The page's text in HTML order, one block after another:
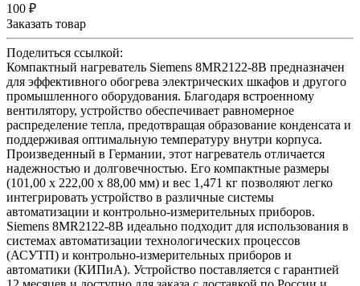
100 ₽
Заказать товар
Поделиться ссылкой:
Компактный нагреватель Siemens 8MR2122-8B предназначен
для эффективного обогрева электрических шкафов и другого
промышленного оборудования. Благодаря встроенному
вентилятору, устройство обеспечивает равномерное
распределение тепла, предотвращая образование конденсата и
поддерживая оптимальную температуру внутри корпуса.
Произведенный в Германии, этот нагреватель отличается
надежностью и долговечностью. Его компактные размеры
(101,00 x 222,00 x 88,00 мм) и вес 1,471 кг позволяют легко
интегрировать устройство в различные системы
автоматизации и контрольно-измерительных приборов.
Siemens 8MR2122-8B идеально подходит для использования в
системах автоматизации технологических процессов
(АСУТП) и контрольно-измерительных приборов и
автоматики (КИПиА). Устройство поставляется с гарантией